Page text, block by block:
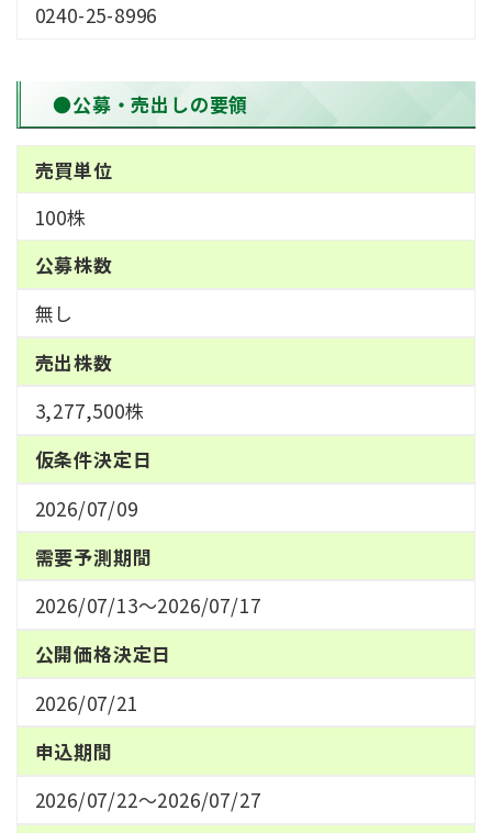
0240-25-8996
●公募・売出しの要領
売買単位
100株
公募株数
無し
売出株数
3,277,500株
仮条件決定日
2026/07/09
需要予測期間
2026/07/13～2026/07/17
公開価格決定日
2026/07/21
申込期間
2026/07/22～2026/07/27